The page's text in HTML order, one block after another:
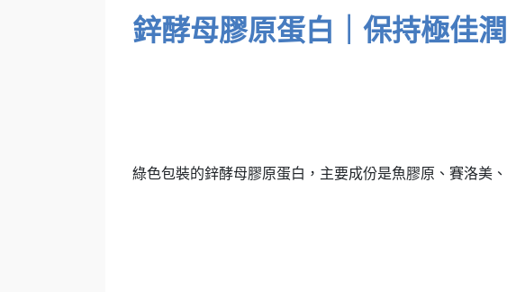
鋅酵母膠原蛋白｜保持極佳
綠色包裝的鋅酵母膠原蛋白，主要成份是魚膠原、賽洛美